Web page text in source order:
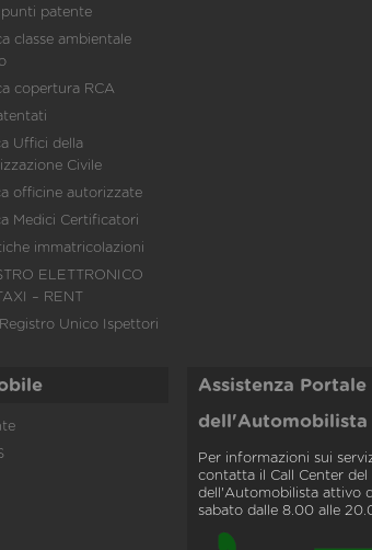
punti patente
classe ambientale
copertura RCA
Uffici della
Civile
officine autorizzate
Medici Certificatori
immatricolazioni
ELETTRONICO
– RENT
Unico Ispettori
Assistenza Portale
dell'Automobilista
Per informazioni sui
contatta il Call Center del
dell'Automobilista attivo
sabato dalle 8.00 alle